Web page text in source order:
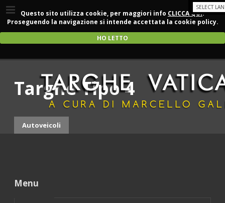
Questo sito utilizza cookie, per maggiori info CLICCA QUI.
Proseguendo la navigazione si intende accettata la cookie policy.
HO LETTO
Targhe Tipo 4
Autoveicoli
Menu